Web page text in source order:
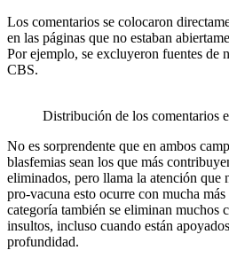
Los comentarios se colocaron
en las páginas que no estaban
Por ejemplo, se excluyeron fuentes
CBS.
Distribución de los comentarios
No es sorprendente que en ambos
blasfemias sean los que más
eliminados, pero llama la atención que
pro-vacuna esto ocurre con mucha
categoría también se eliminan muchos
insultos, incluso cuando están
profundidad.